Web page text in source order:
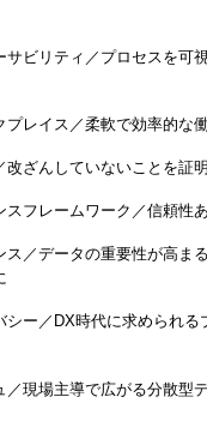
サビリティ／プロセスを可
プレイス／柔軟で効率的な
改ざんしていないことを証
スフレームワーク／信頼性
ス／データの重要性が高ま
シー／DX時代に求められる
／現場主導で広がる分散型